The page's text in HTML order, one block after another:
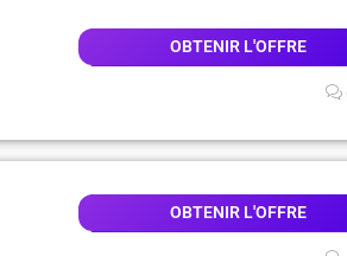
OBTENIR L'OFFRE
OBTENIR L'OFFRE